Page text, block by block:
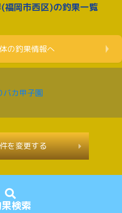
検索
福岡市西区)の釣果一覧
の釣果情報へ
を変更する